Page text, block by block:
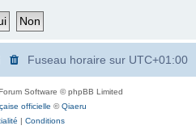
c
Fuseau horaire sur UTC+01:00
Software © phpBB Limited
officielle ©Qiaeru
| Conditions